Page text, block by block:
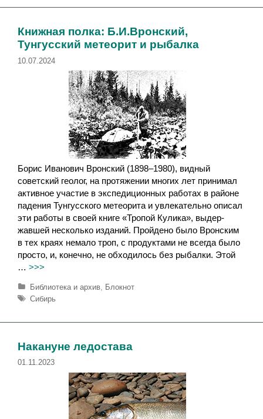
р
к
т
и
Книжная полка: Б.И.Вронский,
Тунгусский метеорит и рыбалка
10.07.2024
Борис Иванович Вронский (1898–1980), видный
советский геолог, на протяжении многих лет принимал
активное участие в экспеди­ци­он­ных работах в районе
падения Тунгусского метеорита и увлека­тельно описал
эти работы в своей книге «Тропой Кулика», выдер­
жавшей несколько изданий. Пройдено было Вронским
в тех краях не­мало троп, с продуктами не всегда было
просто, и, конечно, не обходилось без рыбалки. Этой
… >>>
Р
у
Библиотека и архив,
Блокнот
М
т
и
Сибирь
Накануне ледостава
01.11.2023